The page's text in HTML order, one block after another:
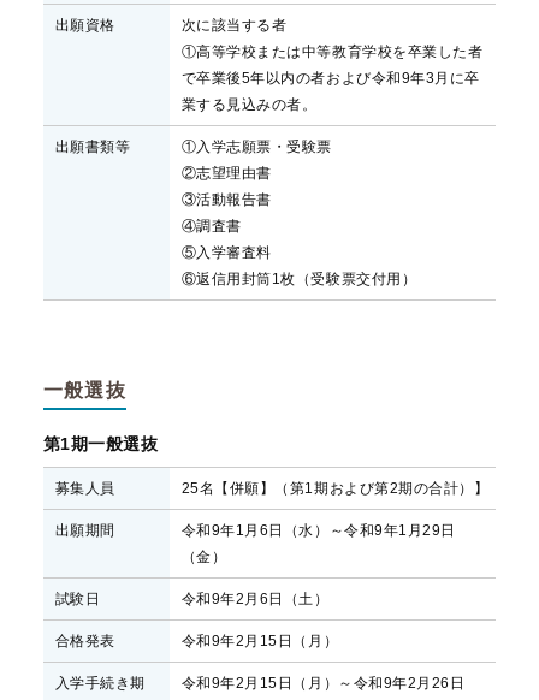
出願資格
次に該当する者
①高等学校または中等教育学校を卒業した者
で卒業後5年以内の者および令和9年3月に卒
業する見込みの者。
出願書類等
①入学志願票・受験票
②志望理由書
③活動報告書
④調査書
⑤入学審査料
⑥返信用封筒1枚（受験票交付用）
一般選抜
第1期一般選抜
募集人員 25名【併願】（第1期および第2期の合計）】
出願期間
令和9年1月6日（水）～令和9年1月29日
（金）
試験日 令和9年2月6日（土）
合格発表 令和9年2月15日（月）
入学手続き期
令和9年2月15日（月）～令和9年2月26日